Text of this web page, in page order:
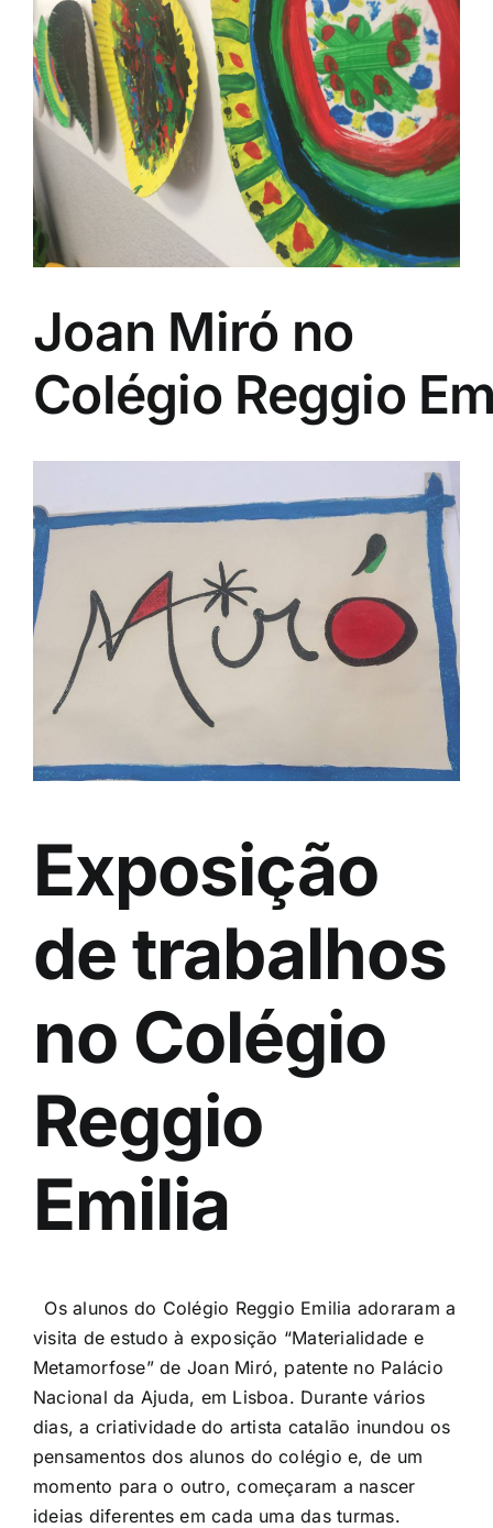
Image
Joan Miró no
Colégio Reggio
Exposição
de trabalhos
no Colégio
Reggio
Emilia
Os alunos do Colégio Reggio Emilia adoraram a
visita de estudo à exposição “Materialidade e
Metamorfose” de Joan Miró, patente no Palácio
Nacional da Ajuda, em Lisboa. Durante vários
dias, a criatividade do artista catalão inundou os
pensamentos dos alunos do colégio e, de um
momento para o outro, começaram a nascer
ideias diferentes em cada uma das turmas.